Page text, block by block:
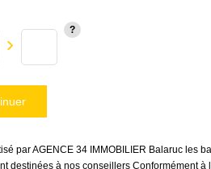
par AGENCE 34 IMMOBILIER Balaruc
à nos conseillers Conformément